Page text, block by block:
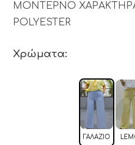
ΜΟΝΤΕΡΝΟ
POLYESTER
Χρώματα:
ΓΑΛΆΖΙΟ